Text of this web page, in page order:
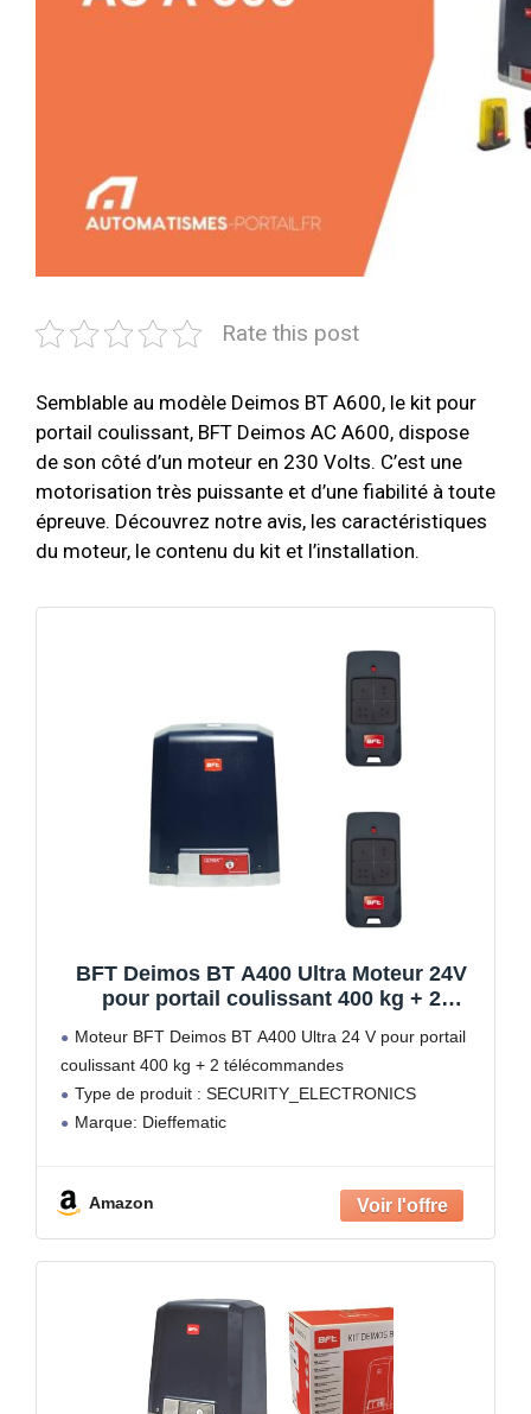
Rate this post
Semblable au modèle Deimos BT A600, le kit pour
portail coulissant, BFT Deimos AC A600, dispose
de son côté d’un moteur en 230 Volts. C’est une
motorisation très puissante et d’une fiabilité à toute
épreuve. Découvrez notre avis, les caractéristiques
du moteur, le contenu du kit et l’installation.
BFT Deimos BT A400 Ultra Moteur 24V
pour portail coulissant 400 kg + 2
Moteur BFT Deimos BT A400 Ultra 24 V pour portail
coulissant 400 kg + 2 télécommandes
Type de produit : SECURITY_ELECTRONICS
Marque: Dieffematic
Amazon